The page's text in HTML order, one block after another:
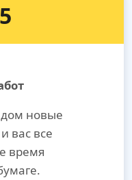
новые
вас все
время